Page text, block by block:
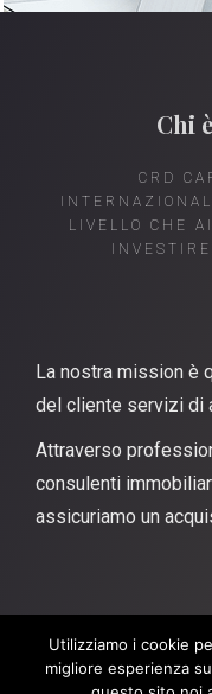
Chi
CRD
LIVELLO CHE
La nostra mission è
del cliente servizi di
Attraverso
consulenti
assicuriamo un
Utilizziamo i cookie
migliore esperienza